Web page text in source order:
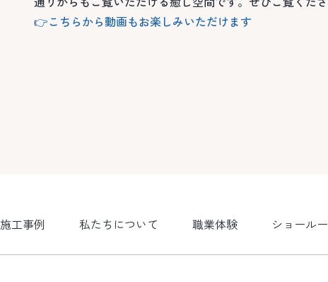
👉こちらから動画もお楽しみいただけます
施工事例 私たちについて 職業体験 ショール